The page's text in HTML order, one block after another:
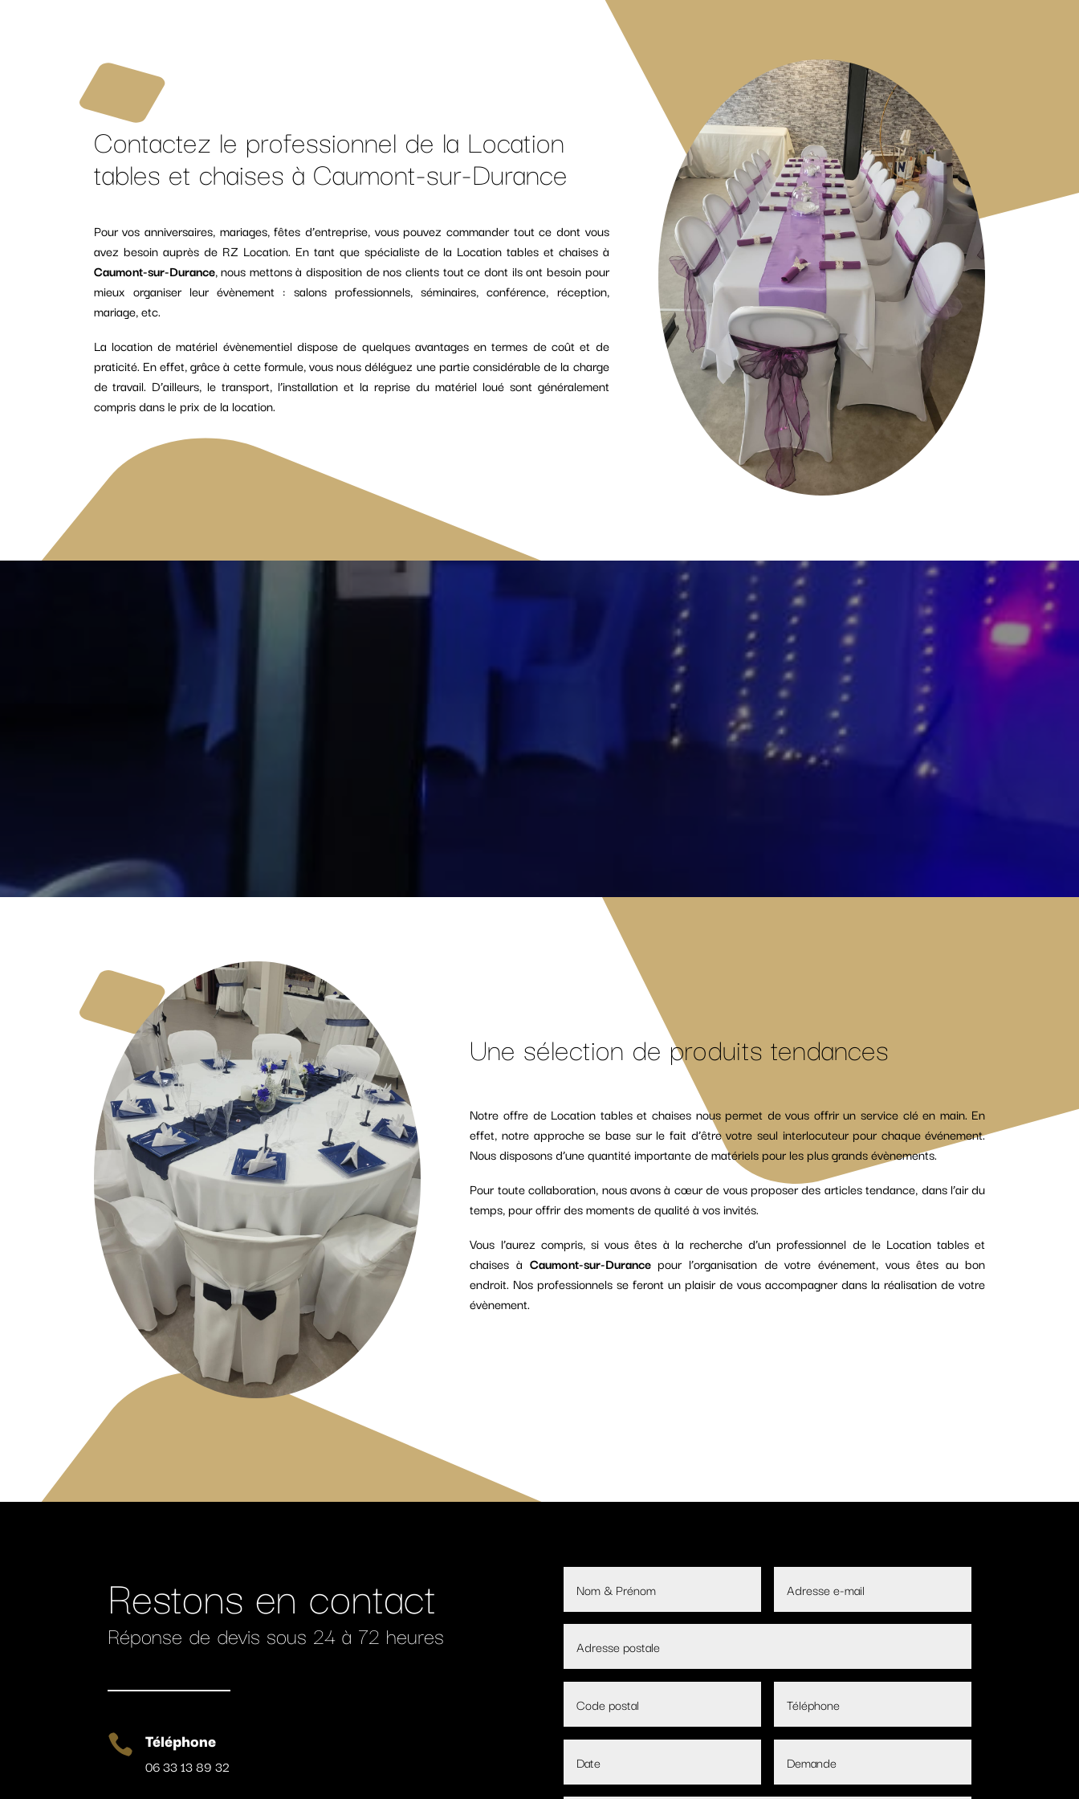
Contactez le professionnel de la Location
tables et chaises à Caumont-sur-Durance
Pour vos anniversaires, mariages, fêtes d’entreprise, vous pouvez commander tout ce dont vous
avez besoin auprès de RZ Location. En tant que spécialiste de la Location tables et chaises à
Caumont-sur-Durance, nous mettons à disposition de nos clients tout ce dont ils ont besoin pour
mieux organiser leur évènement : salons professionnels, séminaires, conférence, réception,
mariage, etc.
La location de matériel évènementiel dispose de quelques avantages en termes de coût et de
praticité. En effet, grâce à cette formule, vous nous déléguez une partie considérable de la charge
de travail. D’ailleurs, le transport, l’installation et la reprise du matériel loué sont généralement
compris dans le prix de la location.
Une sélection de produits tendances
Notre offre de Location tables et chaises nous permet de vous offrir un service clé en main. En
effet, notre approche se base sur le fait d’être votre seul interlocuteur pour chaque événement.
Nous disposons d’une quantité importante de matériels pour les plus grands évènements.
Pour toute collaboration, nous avons à cœur de vous proposer des articles tendance, dans l’air du
temps, pour offrir des moments de qualité à vos invités.
Vous l’aurez compris, si vous êtes à la recherche d’un professionnel de le Location tables et
chaises à Caumont-sur-Durancepour l’organisation de votre événement, vous êtes au bon
endroit. Nos professionnels se feront un plaisir de vous accompagner dans la réalisation de votre
évènement.
Restons en contact
Réponse de devis sous 24 à 72 heures
 Téléphone
06 33 13 89 32